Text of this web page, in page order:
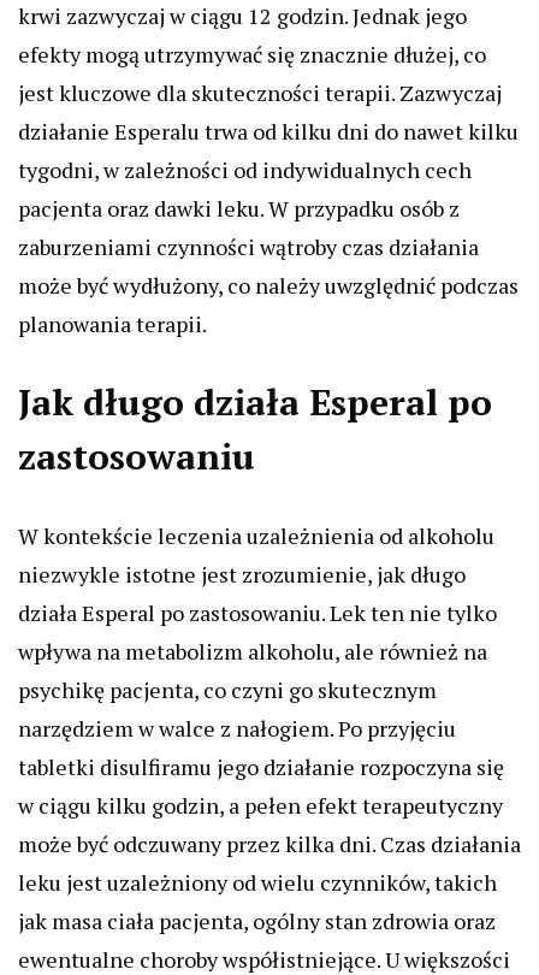
krwi zazwyczaj w ciągu 12 godzin. Jednak jego
efekty mogą utrzymywać się znacznie dłużej, co
jest kluczowe dla skuteczności terapii. Zazwyczaj
działanie Esperalu trwa od kilku dni do nawet kilku
tygodni, w zależności od indywidualnych cech
pacjenta oraz dawki leku. W przypadku osób z
zaburzeniami czynności wątroby czas działania
może być wydłużony, co należy uwzględnić podczas
planowania terapii.
Jak długo działa Esperal po
zastosowaniu
W kontekście leczenia uzależnienia od alkoholu
niezwykle istotne jest zrozumienie, jak długo
działa Esperal po zastosowaniu. Lek ten nie tylko
wpływa na metabolizm alkoholu, ale również na
psychikę pacjenta, co czyni go skutecznym
narzędziem w walce z nałogiem. Po przyjęciu
tabletki disulfiramu jego działanie rozpoczyna się
w ciągu kilku godzin, a pełen efekt terapeutyczny
może być odczuwany przez kilka dni. Czas działania
leku jest uzależniony od wielu czynników, takich
jak masa ciała pacjenta, ogólny stan zdrowia oraz
ewentualne choroby współistniejące. U większości